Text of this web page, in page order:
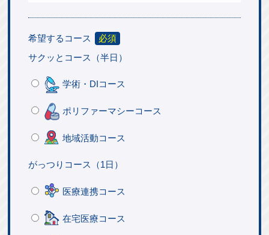
希望するコース
必須
サクッとコース（半日）
学術・DIコース
ポリファーマシーコース
地域活動コース
がっつりコース（1日）
医療連携コース
在宅医療コース